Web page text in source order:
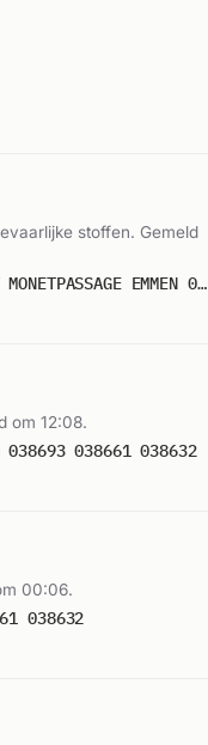
stoffen. Gemeld
P 1 BNN-03 STANK/IIND. LUCHT GASLUCHT BINNEN WOONGEBOUW DE WEIJERTFLAT MONETPASSAGE EMMEN 038693 038632
om 12:08.
038693 038661 038632
00:06.
038632